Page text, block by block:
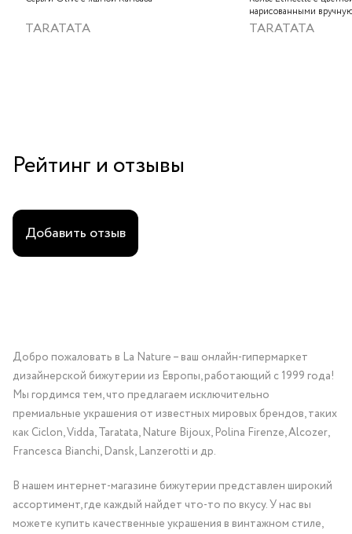
TARATATA
нарисованными
слюдяным порошком,
стеклянными бусинам
TARATATA
Рейтинг и отзывы
Добавить отзыв
Добро пожаловать в La Nature – ваш онлайн-гипермаркет
дизайнерской бижутерии из Европы, работающий с 1999 года!
Мы гордимся тем, что предлагаем исключительно
премиальные украшения от известных мировых брендов, таких
как Ciclon, Vidda, Taratata, Nature Bijoux, Polina Firenze, Alcozer,
Francesca Bianchi, Dansk, Lanzerotti и др.
В нашем интернет-магазине бижутерии представлен широкий
ассортимент, где каждый найдет что-то по вкусу. У нас вы
можете купить качественные украшения в винтажном стиле,